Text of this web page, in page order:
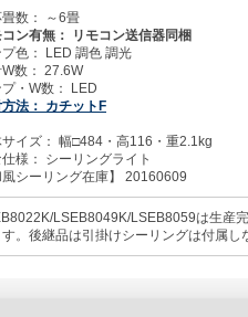
数： ～6畳
コン有無： リモコン送信器同梱
プ色： LED 調色 調光
数： 27.6W
プ・W数： LED
法： カチットF
イズ： 幅□484・高116・重2.1kg
様： シーリングライト
風シーリング在庫】 20160609
LSEB8049K/LSEB8059は生産
す。後継品は引掛けシーリングは付属し